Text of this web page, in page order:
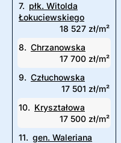
7. płk. Witolda
Łokuciewskiego
18 527 zł/m²
8. Chrzanowska
17 700 zł/m²
9. Człuchowska
17 501 zł/m²
10. Kryształowa
17 500 zł/m²
11. gen. Waleriana